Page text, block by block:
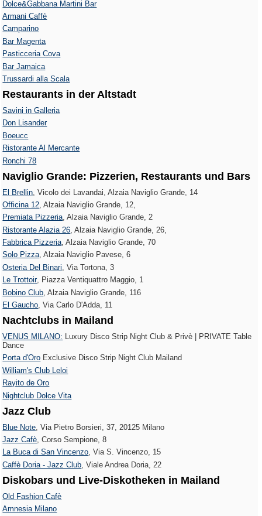
Dolce&Gabbana Martini Bar
Armani Caffè
Camparino
Bar Magenta
Pasticceria Cova
Bar Jamaica
Trussardi alla Scala
Restaurants in der Altstadt
Savini in Galleria
Don Lisander
Boeucc
Ristorante Al Mercante
Ronchi 78
Naviglio Grande: Pizzerien, Restaurants und Bars
El Brellin , Vicolo dei Lavandai, Alzaia Naviglio Grande, 14
Officina 12 , Alzaia Naviglio Grande, 12,
Premiata Pizzeria, Alzaia Naviglio Grande, 2
Ristorante Alazia 26 , Alzaia Naviglio Grande, 26,
Fabbrica Pizzeria, Alzaia Naviglio Grande, 70
Solo Pizza, Alzaia Naviglio Pavese, 6
Osteria Del Binari , Via Tortona, 3
Le Trottoir‎, Piazza Ventiquattro Maggio, 1
Bobino Club , Alzaia Naviglio Grande, 116
El Gaucho, Via Carlo D'Adda, 11
Nachtclubs in Mailand
VENUS MILANO: Luxury Disco Strip Night Club & Privè | PRIVATE Table
Dance
Porta d'Oro Exclusive Disco Strip Night Club Mailand
William's Club Leloi
Rayito de Oro
Nightclub Dolce Vita
Jazz Club
Blue Note , Via Pietro Borsieri, 37, 20125 Milano
Jazz Cafè , Corso Sempione, 8
La Buca di San Vincenzo, Via S. Vincenzo, 15
Caffè Doria - Jazz Club , Viale Andrea Doria, 22
Diskobars und Live-Diskotheken in Mailand
Old Fashion Cafè
Amnesia Milano